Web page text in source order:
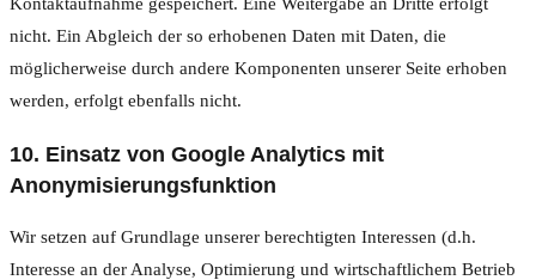
nicht. Ein Abgleich der so erhobenen Daten mit Daten, die
möglicherweise durch andere Komponenten unserer Seite erhoben
werden, erfolgt ebenfalls nicht.
10. Einsatz von Google Analytics mit
Anonymisierungsfunktion
Wir setzen auf Grundlage unserer berechtigten Interessen (d.h.
Interesse an der Analyse, Optimierung und wirtschaftlichem Betrieb